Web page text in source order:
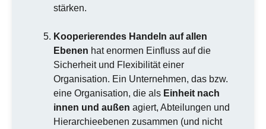
stärken.
Kooperierendes Handeln auf allen
Ebenen hat enormen Einfluss auf die
Sicherheit und Flexibilität einer
Organisation. Ein Unternehmen, das bzw.
eine Organisation, die als Einheit nach
innen und außen agiert, Abteilungen und
Hierarchieebenen zusammen (und nicht